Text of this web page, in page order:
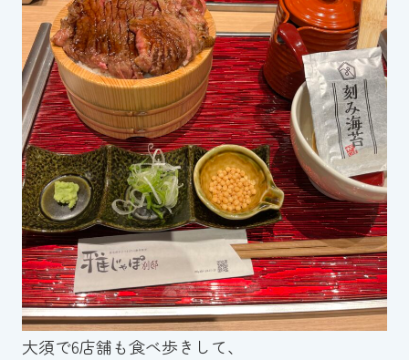
大須で6店舗も食べ歩きして、